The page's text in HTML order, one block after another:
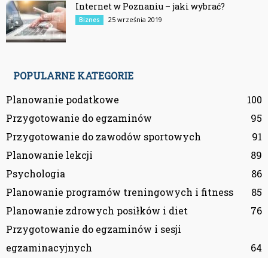
Internet w Poznaniu – jaki wybrać?
Biznes 25 września 2019
POPULARNE KATEGORIE
Planowanie podatkowe
100
Przygotowanie do egzaminów
95
Przygotowanie do zawodów sportowych
91
Planowanie lekcji
89
Psychologia
86
Planowanie programów treningowych i fitness
85
Planowanie zdrowych posiłków i diet
76
Przygotowanie do egzaminów i sesji
egzaminacyjnych
64